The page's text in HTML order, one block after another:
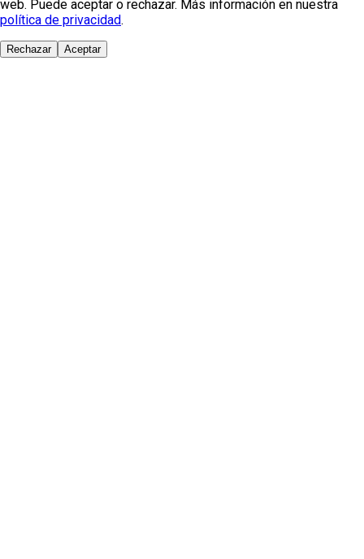
web. Puede aceptar o rechazar. Más información en nuestra
política de privacidad.
Rechazar Aceptar